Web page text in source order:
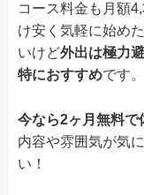
コース料金も月額
け安く気軽に始め
いけど外出は極力
特におすすめです。
今なら2ヶ月無料で
内容や雰囲気が気
い！